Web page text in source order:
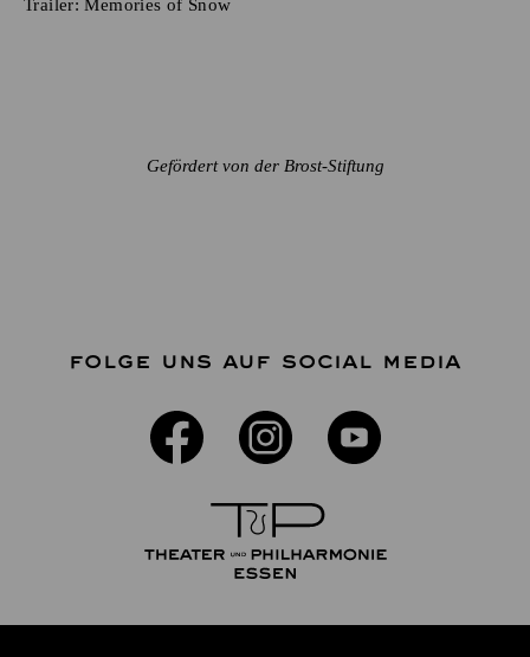
Trailer: Memories of Snow
Gefördert von der Brost-Stiftung
FOLGE UNS AUF SOCIAL MEDIA